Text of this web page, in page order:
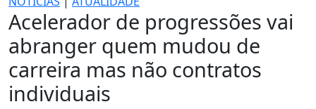
Acelerador de progressões vai
abranger quem mudou de
carreira mas não contratos
individuais